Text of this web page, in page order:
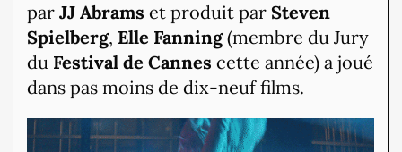
par JJ Abrams et produit par Steven
Spielberg, Elle Fanning(membre du Jury
du Festival de Cannes cette année) a joué
dans pas moins de dix-neuf films.